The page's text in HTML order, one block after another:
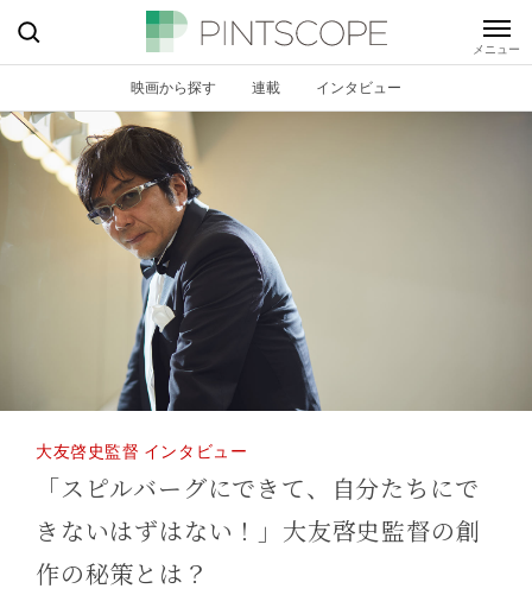
映画から探す 連載 インタビュー
大友啓史監督 インタビュー
「スピルバーグにできて、自分たちにで
きないはずはない！」 大友啓史監督の創
作の秘策とは？